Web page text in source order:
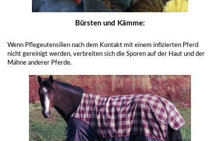
Bürsten und Kämme:
Wenn Pflegeutensilien nach dem Kontakt mit einem infizierten Pferd
nicht gereinigt werden, verbreiten sich die Sporen auf der Haut und der
Mähne anderer Pferde.